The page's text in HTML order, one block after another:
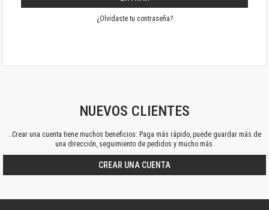
¿Olvidaste tu contraseña?
NUEVOS CLIENTES
..Crear una cuenta tiene muchos beneficios: Paga más rápido, puede guardar más de
una dirección, seguimiento de pedidos y mucho más.
CREAR UNA CUENTA